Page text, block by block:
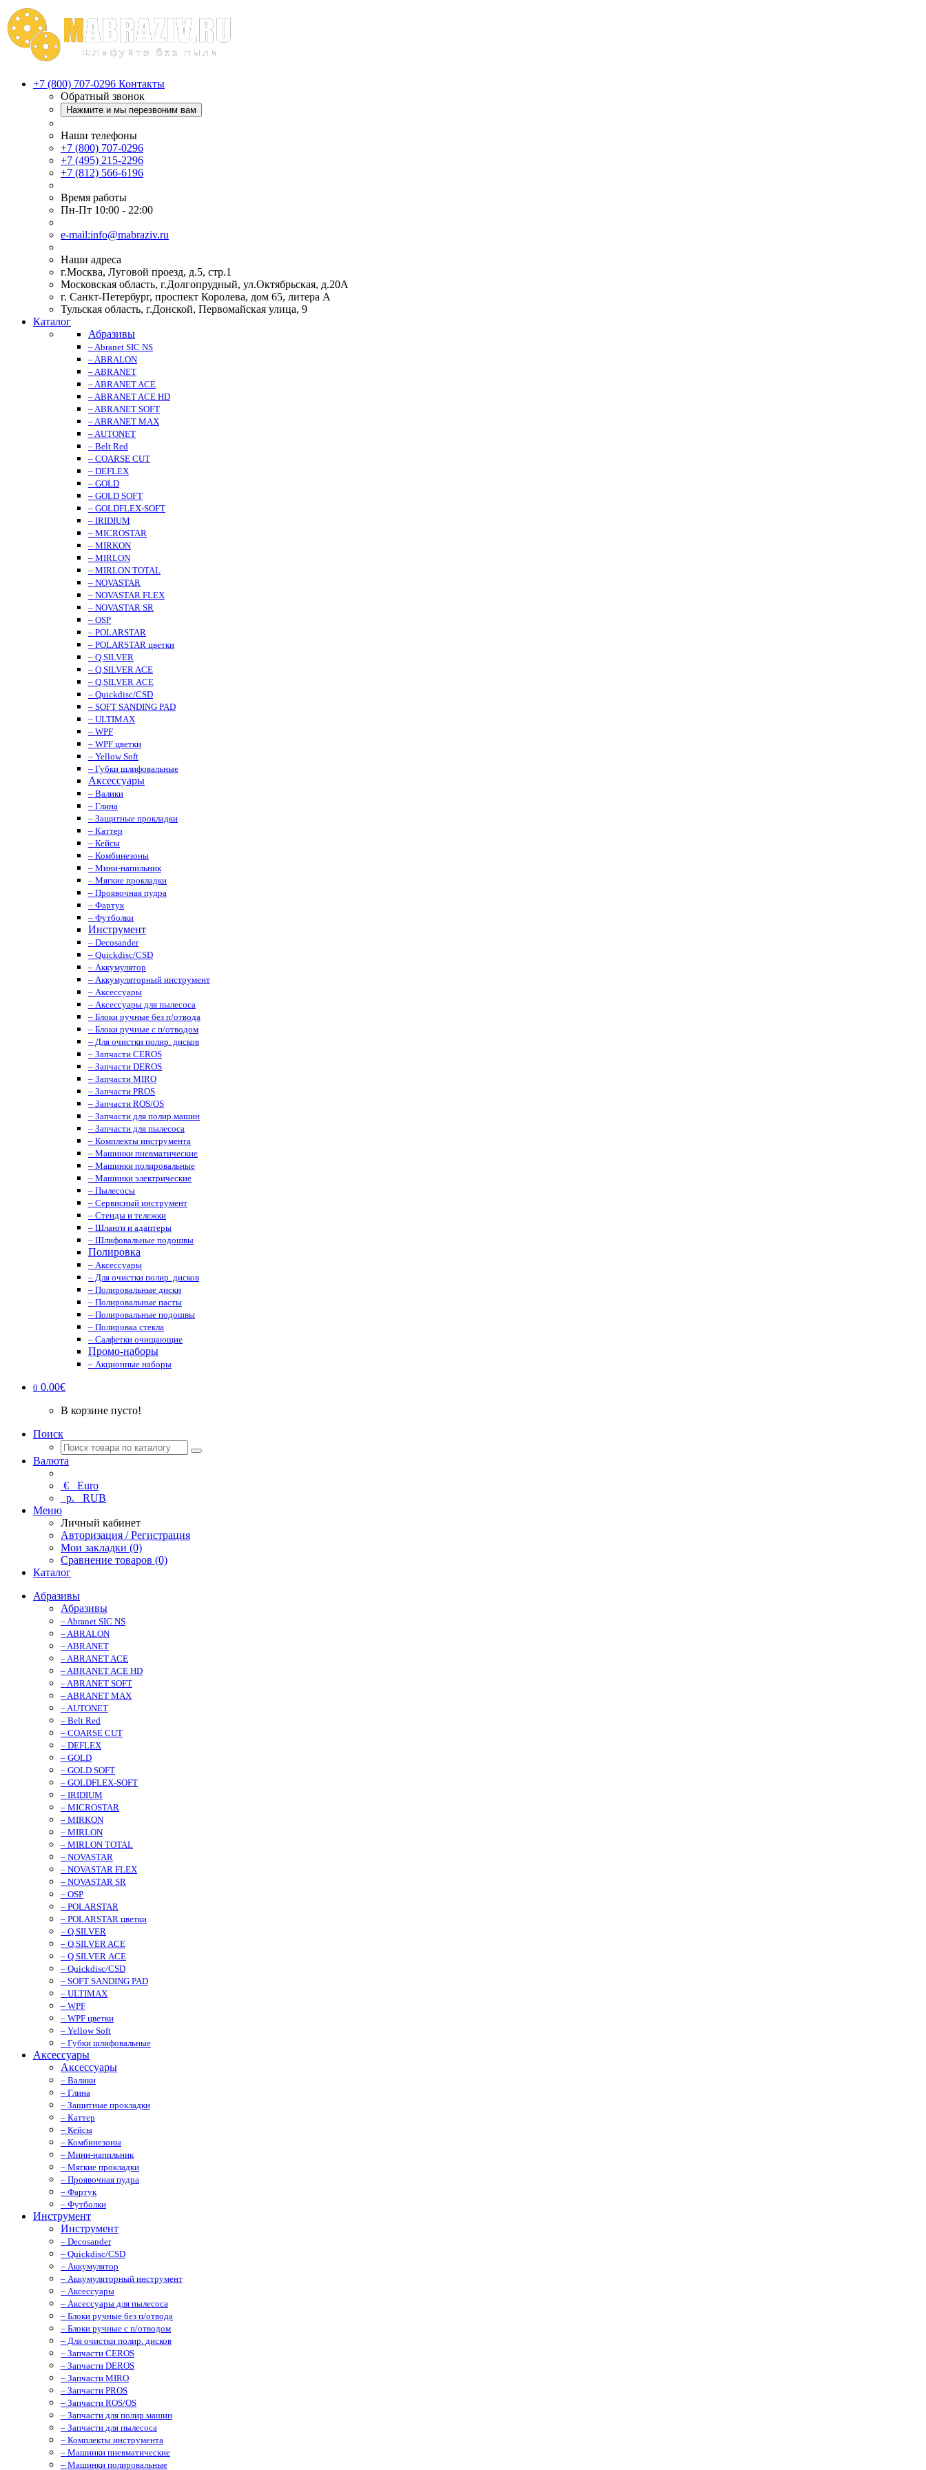
+7 (800) 707-0296 Контакты
Обратный звонок
Нажмите и мы перезвоним вам
Наши телефоны
+7 (800) 707-0296
+7 (495) 215-2296
+7 (812) 566-6196
Время работы
Пн-Пт 10:00 - 22:00
e-mail:info@mabraziv.ru
Наши адреса
г.Москва, Луговой проезд, д.5, стр.1
Московская область, г.Долгопрудный, ул.Октябрьская, д.20А
г. Санкт-Петербург, проспект Королева, дом 65, литера А
Тульская область, г.Донской, Первомайская улица, 9
Каталог
Абразивы
– Abranet SIC NS
– ABRALON
– ABRANET
– ABRANET ACE
– ABRANET ACE HD
– ABRANET SOFT
– ABRANET MAX
– AUTONET
– Belt Red
– COARSE CUT
– DEFLEX
– GOLD
– GOLD SOFT
– GOLDFLEX-SOFT
– IRIDIUM
– MICROSTAR
– MIRKON
– MIRLON
– MIRLON TOTAL
– NOVASTAR
– NOVASTAR FLEX
– NOVASTAR SR
– OSP
– POLARSTAR
– POLARSTAR цветки
– Q.SILVER
– Q.SILVER ACE
– Q.SILVER ACE
– Quickdisc/CSD
– SOFT SANDING PAD
– ULTIMAX
– WPF
– WPF цветки
– Yellow Soft
– Губки шлифовальные
Аксессуары
– Валики
– Глина
– Защитные прокладки
– Каттер
– Кейсы
– Комбинезоны
– Мини-напильник
– Мягкие прокладки
– Проявочная пудра
– Фартук
– Футболки
Инструмент
– Decosander
– Quickdisc/CSD
– Аккумулятор
– Аккумуляторный инструмент
– Аксессуары
– Аксессуары для пылесоса
– Блоки ручные без п/отвода
– Блоки ручные с п/отводом
– Для очистки полир. дисков
– Запчасти CEROS
– Запчасти DEROS
– Запчасти MIRO
– Запчасти PROS
– Запчасти ROS/OS
– Запчасти для полир.машин
– Запчасти для пылесоса
– Комплекты инструмента
– Машинки пневматические
– Машинки полировальные
– Машинки электрические
– Пылесосы
– Сервисный инструмент
– Стенды и тележки
– Шланги и адаптеры
– Шлифовальные подошвы
Полировка
– Аксессуары
– Для очистки полир. дисков
– Полировальные диски
– Полировальные пасты
– Полировальные подошвы
– Полировка стекла
– Салфетки очищающие
Промо-наборы
– Акционные наборы
0 0.00€
В корзине пусто!
Поиск
Валюта
€ Euro
р. RUB
Меню
Личный кабинет
Авторизация / Регистрация
Мои закладки (0)
Сравнение товаров (0)
Каталог
Абразивы
Абразивы
– Abranet SIC NS
– ABRALON
– ABRANET
– ABRANET ACE
– ABRANET ACE HD
– ABRANET SOFT
– ABRANET MAX
– AUTONET
– Belt Red
– COARSE CUT
– DEFLEX
– GOLD
– GOLD SOFT
– GOLDFLEX-SOFT
– IRIDIUM
– MICROSTAR
– MIRKON
– MIRLON
– MIRLON TOTAL
– NOVASTAR
– NOVASTAR FLEX
– NOVASTAR SR
– OSP
– POLARSTAR
– POLARSTAR цветки
– Q.SILVER
– Q.SILVER ACE
– Q.SILVER ACE
– Quickdisc/CSD
– SOFT SANDING PAD
– ULTIMAX
– WPF
– WPF цветки
– Yellow Soft
– Губки шлифовальные
Аксессуары
Аксессуары
– Валики
– Глина
– Защитные прокладки
– Каттер
– Кейсы
– Комбинезоны
– Мини-напильник
– Мягкие прокладки
– Проявочная пудра
– Фартук
– Футболки
Инструмент
Инструмент
– Decosander
– Quickdisc/CSD
– Аккумулятор
– Аккумуляторный инструмент
– Аксессуары
– Аксессуары для пылесоса
– Блоки ручные без п/отвода
– Блоки ручные с п/отводом
– Для очистки полир. дисков
– Запчасти CEROS
– Запчасти DEROS
– Запчасти MIRO
– Запчасти PROS
– Запчасти ROS/OS
– Запчасти для полир.машин
– Запчасти для пылесоса
– Комплекты инструмента
– Машинки пневматические
– Машинки полировальные